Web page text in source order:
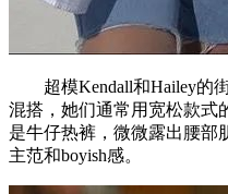
超模Kendall和Hailey的街
混搭，她们通常用宽松款式
是牛仔热裤，微微露出腰部
主范和boyish感。